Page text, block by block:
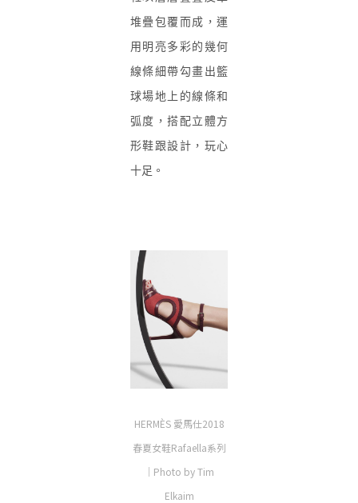
堆疊包覆而成，運
用明亮多彩的幾何
線條細帶勾畫出籃
球場地上的線條和
弧度，搭配立體方
形鞋跟設計，玩心
十足。
HERMÈS 愛馬仕2018
春夏女鞋Rafaella系列
｜Photo byTim
Elkaim